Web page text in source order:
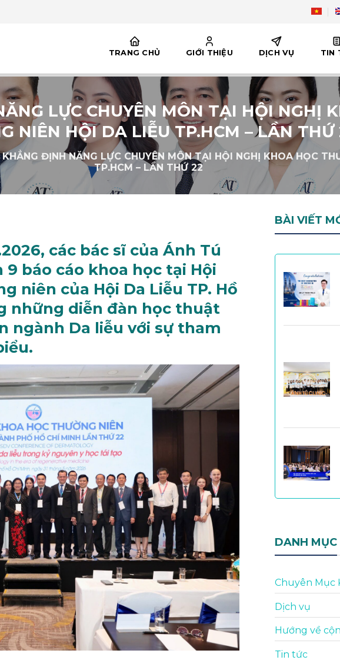
TRANG CHỦ GIỚI THIỆU DỊCH VỤ TIN
LỰC CHUYÊN MÔN TẠI HỘI NGHỊ
NIÊN HỘI DA LIỄU TP.HCM – LẦN THỨ
KHẲNG ĐỊNH NĂNG LỰC CHUYÊN MÔN TẠI HỘI NGHỊ KHOA HỌC
TP.HCM – LẦN THỨ 22
các bác sĩ của Ánh Tú
báo cáo khoa học tại Hội
niên của Hội Da Liễu TP. Hồ
những diễn đàn học thuật
ngành Da liễu với sự tham
BÀI VIẾT
DANH MỤC
Chuyên Mục
Dịch vụ
Hướng về
Tin tức